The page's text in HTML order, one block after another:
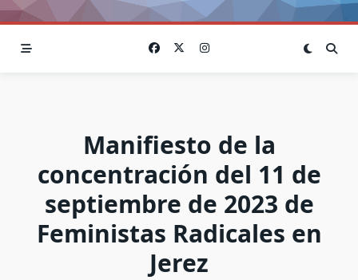
Manifiesto de la
concentración del 11 de
septiembre de 2023 de
Feministas Radicales en
Jerez